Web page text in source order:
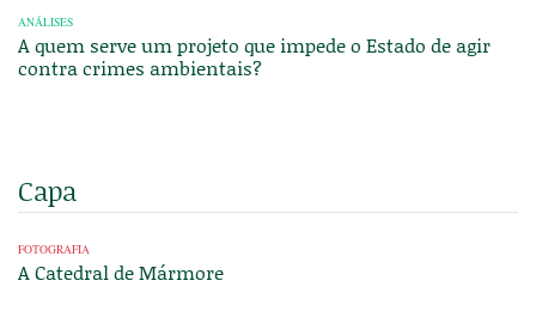
ANÁLISES
A quem serve um projeto que impede o Estado de agir
contra crimes ambientais?
Capa
FOTOGRAFIA
A Catedral de Mármore